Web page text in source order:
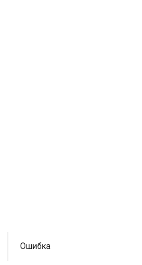
Ошибка